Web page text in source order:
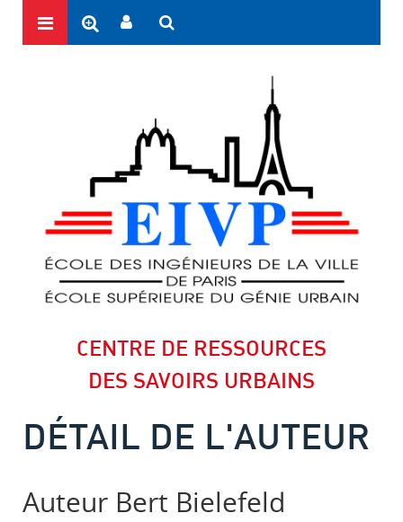
CENTRE DE RESSOURCES
DES SAVOIRS URBAINS
DÉTAIL DE L'AUTEUR
Auteur Bert Bielefeld